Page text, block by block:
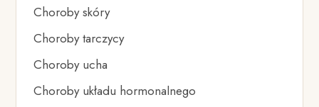
Choroby skóry
Choroby tarczycy
Choroby ucha
Choroby układu hormonalnego